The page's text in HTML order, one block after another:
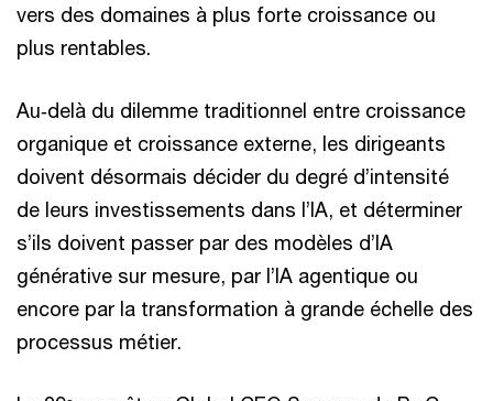
vers des domaines à plus forte croissance ou
plus rentables.
Au‑delà du dilemme traditionnel entre croissance
organique et croissance externe, les dirigeants
doivent désormais décider du degré d’intensité
de leurs investissements dans l’IA, et déterminer
s’ils doivent passer par des modèles d’IA
générative sur mesure, par l’IA agentique ou
encore par la transformation à grande échelle des
processus métier.